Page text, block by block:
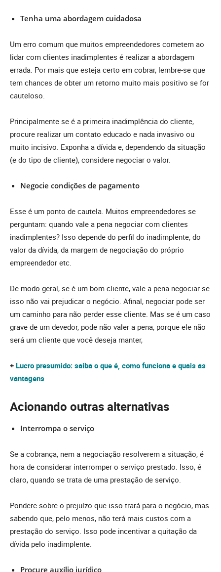
Tenha uma abordagem cuidadosa
Um erro comum que muitos empreendedores cometem ao
lidar com clientes inadimplentes é realizar a abordagem
errada. Por mais que esteja certo em cobrar, lembre-se que
tem chances de obter um retorno muito mais positivo se for
cauteloso.
Principalmente se é a primeira inadimplência do cliente,
procure realizar um contato educado e nada invasivo ou
muito incisivo. Exponha a dívida e, dependendo da situação
(e do tipo de cliente), considere negociar o valor.
Negocie condições de pagamento
Esse é um ponto de cautela. Muitos empreendedores se
perguntam: quando vale a pena negociar com clientes
inadimplentes? Isso depende do perfil do inadimplente, do
valor da dívida, da margem de negociação do próprio
empreendedor etc.
De modo geral, se é um bom cliente, vale a pena negociar se
isso não vai prejudicar o negócio. Afinal, negociar pode ser
um caminho para não perder esse cliente. Mas se é um caso
grave de um devedor, pode não valer a pena, porque ele não
será um cliente que você deseja manter,
+ Lucro presumido: saiba o que é, como funciona e quais as
vantagens
Acionando outras alternativas
Interrompa o serviço
Se a cobrança, nem a negociação resolverem a situação, é
hora de considerar interromper o serviço prestado. Isso, é
claro, quando se trata de uma prestação de serviço.
Pondere sobre o prejuízo que isso trará para o negócio, mas
sabendo que, pelo menos, não terá mais custos com a
prestação do serviço. Isso pode incentivar a quitação da
dívida pelo inadimplente.
Procure auxílio jurídico